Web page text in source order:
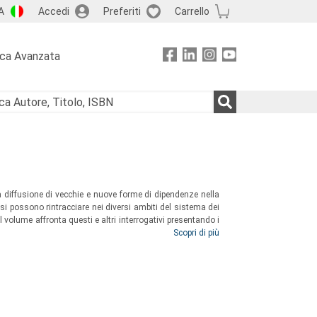
Accedi Preferiti Carrello
Avanzata
diffusione di vecchie e nuove forme di dipendenze nella
possono rintracciare nei diversi ambiti del sistema dei
volume affronta questi e altri interrogativi presentando i
del settore delle dipendenze all’indomani del
Scopri di più